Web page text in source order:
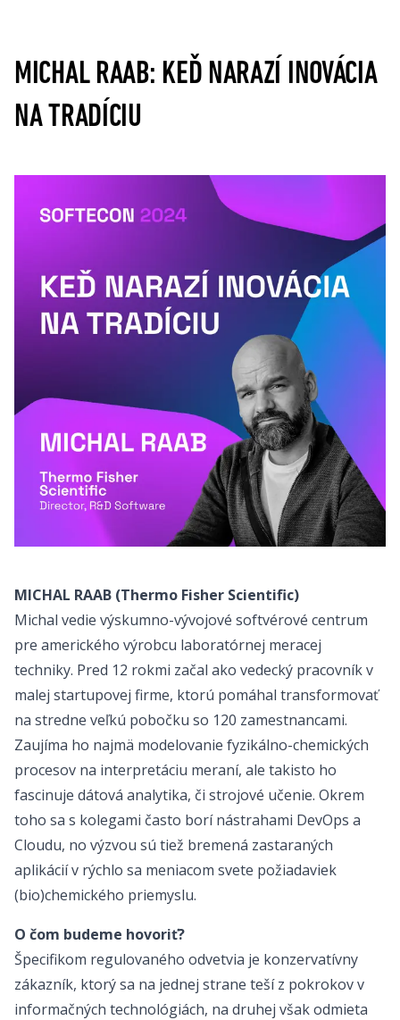
MICHAL RAAB: KEĎ NARAZÍ INOVÁCIA
NA TRADÍCIU
MICHAL RAAB (Thermo Fisher Scientific)
Michal vedie výskumno-vývojové softvérové centrum
pre amerického výrobcu laboratórnej meracej
techniky. Pred 12 rokmi začal ako vedecký pracovník v
malej startupovej firme, ktorú pomáhal transformovať
na stredne veľkú pobočku so 120 zamestnancami.
Zaujíma ho najmä modelovanie fyzikálno-chemických
procesov na interpretáciu meraní, ale takisto ho
fascinuje dátová analytika, či strojové učenie. Okrem
toho sa s kolegami často borí nástrahami DevOps a
Cloudu, no výzvou sú tiež bremená zastaraných
aplikácií v rýchlo sa meniacom svete požiadaviek
(bio)chemického priemyslu.
O čom budeme hovoriť?
Špecifikom regulovaného odvetvia je konzervatívny
zákazník, ktorý sa na jednej strane teší z pokrokov v
informačných technológiách, na druhej však odmieta